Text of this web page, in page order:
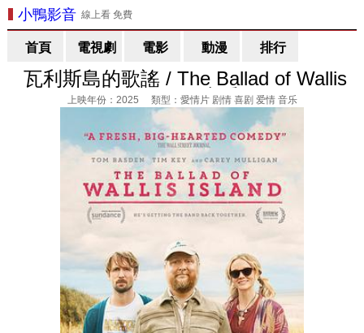
小鴨影音線上看 免費
首頁 電視劇 電影 動漫 排行
瓦利斯島的歌謠 / The Ballad of Wallis
Island 線上看
上映年份：2025 類型：愛情片 剧情 喜剧 爱情 音乐